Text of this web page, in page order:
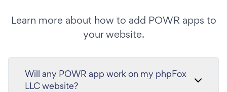
Learn more about how to add POWR apps to
your website.
Will any POWR app work on my phpFox
LLC website?